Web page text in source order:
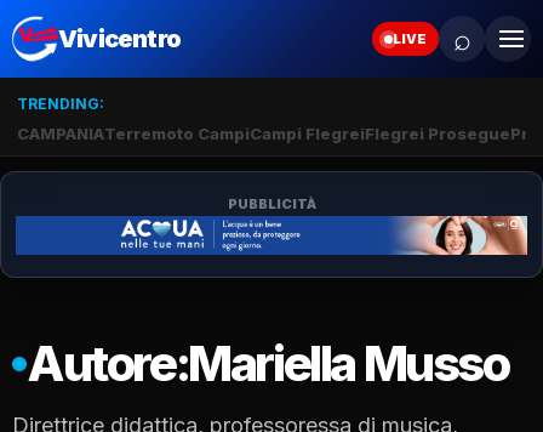
Vivicentro LIVE ⌕
TRENDING:
CAMPANIATerremoto CampiCampi FlegreiFlegrei Prosegue
PUBBLICITÀ
Autore:Mariella Musso
Direttrice didattica, professoressa di musica,